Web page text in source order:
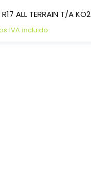
ALL TERRAIN T/A KO2
IVA incluido